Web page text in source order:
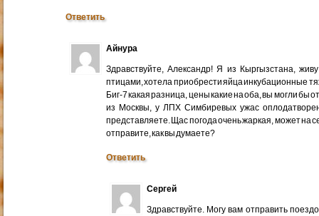
Ответить
Айнура
Здравствуйте, Александр! Я из Кыргызстана,
птицами, хотела приобрести яйца инкубационные
Биг-7 какая разница, цены какие на оба, вы могли бы
из Москвы, у ЛПХ Симбиревых ужас
представляете. Щас погода очень жаркая, может на
отправите, как вы думаете?
Ответить
Сергей
Здравствуйте. Могу вам отправить